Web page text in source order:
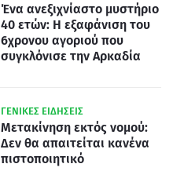
Ένα ανεξιχνίαστο μυστήριο
40 ετών: Η εξαφάνιση του
6χρονου αγοριού που
συγκλόνισε την Αρκαδία
ΓΕΝΙΚΕΣ ΕΙΔΗΣΕΙΣ
Μετακίνηση εκτός νομού:
Δεν θα απαιτείται κανένα
πιστοποιητικό